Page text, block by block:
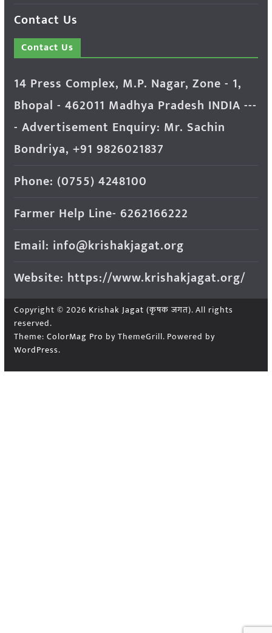
Contact Us
Contact Us
14 Press Complex, M.P. Nagar, Zone - 1,
Bhopal - 462011 Madhya Pradesh INDIA ---
- Advertisement Enquiry: Mr. Sachin
Bondriya, +91 9826021837
Phone: (0755) 4248100
Farmer Help Line- 6262166222
Email: info@krishakjagat.org
Website: https://www.krishakjagat.org/
Copyright © 2026 Krishak Jagat (कृषक जगत). All rights
reserved.
Theme: ColorMag Pro by ThemeGrill. Powered by
WordPress.